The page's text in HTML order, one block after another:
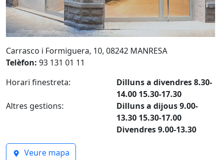
Carrasco i Formiguera, 10, 08242 MANRESA
Telèfon: 93 131 01 11
Horari finestreta:
Dilluns a divendres 8.30-
14.00 15.30-17.30
Altres gestions:
Dilluns a dijous 9.00-
13.30 15.30-17.00
Divendres 9.00-13.30
Veure mapa